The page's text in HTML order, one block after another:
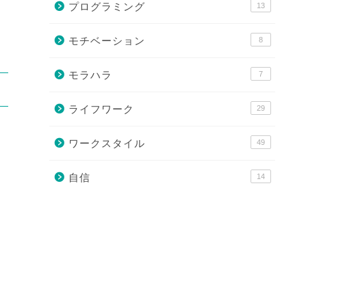
プログラミング 13
モチベーション 8
モラハラ 7
ライフワーク 29
ワークスタイル 49
自信 14